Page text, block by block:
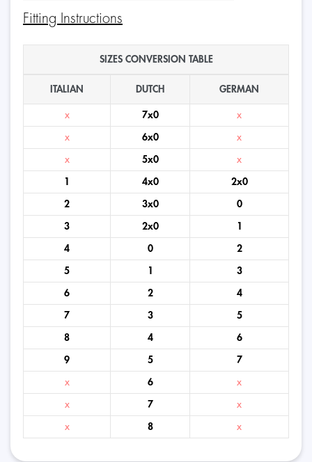
Fitting Instructions
SIZES CONVERSION TABLE
ITALIAN DUTCH GERMAN
x 7x0 x
x 6x0 x
x 5x0 x
1 4x0 2x0
2 3x0 0
3 2x0 1
4 0 2
5 1 3
6 2 4
7 3 5
8 4 6
9 5 7
x 6 x
x 7 x
x 8 x